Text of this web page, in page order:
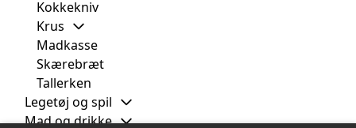
Kokkekniv
Krus
Madkasse
Skærebræt
Tallerken
Legetøj og spil
Mad og drikke